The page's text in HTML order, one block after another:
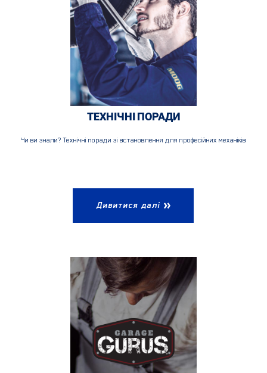
ТЕХНІЧНІ ПОРАДИ
Чи ви знали? Технічні поради зі встановлення для професійних механіків
Дивитися далі